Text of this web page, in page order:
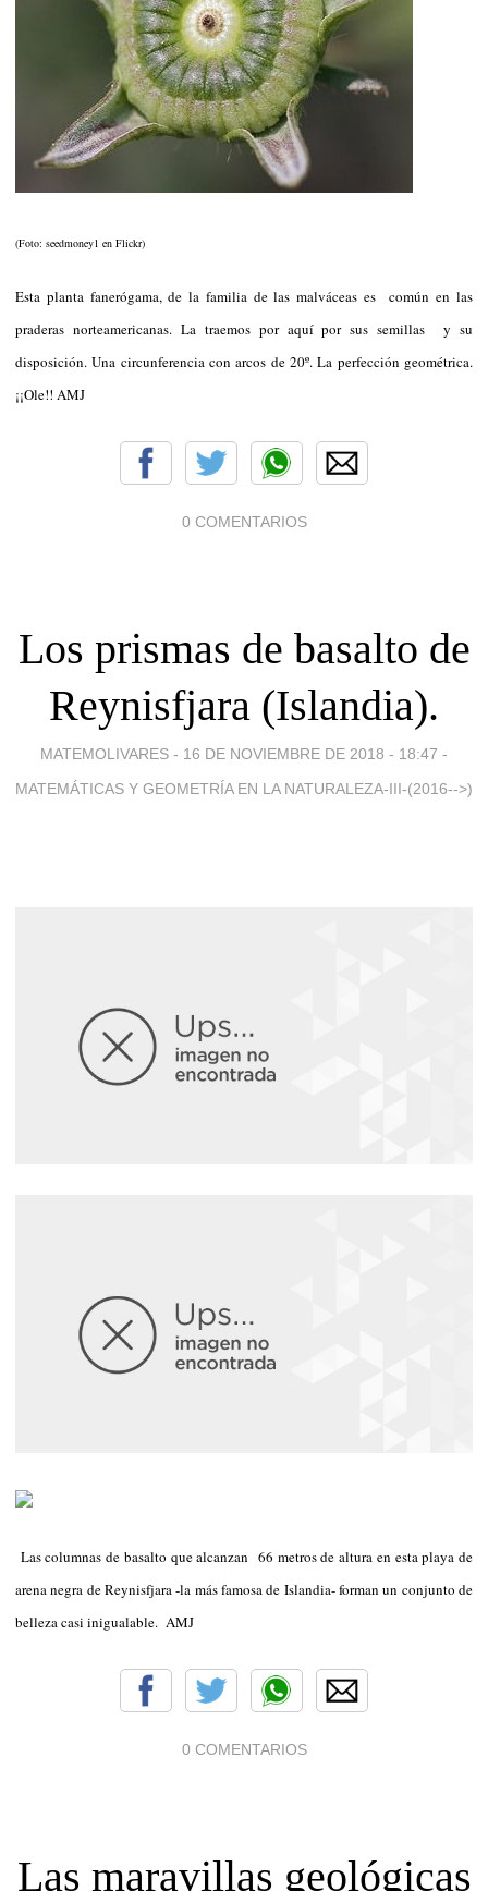
(Foto: seedmoney1 en Flickr)
Esta planta fanerógama, de la familia de las malváceas es común en las
praderas norteamericanas. La traemos por aquí por sus semillas y su
disposición. Una circunferencia con arcos de 20º. La perfección geométrica.
¡¡Ole!! AMJ
0 COMENTARIOS
Los prismas de basalto de
Reynisfjara (Islandia).
MATEMOLIVARES - 16 DE NOVIEMBRE DE 2018 - 18:47 -
MATEMÁTICAS Y GEOMETRÍA EN LA NATURALEZA-III-(2016-->)
Las columnas de basalto que alcanzan 66 metros de altura en esta playa de
arena negra de Reynisfjara -la más famosa de Islandia- forman un conjunto de
belleza casi inigualable. AMJ
0 COMENTARIOS
Las maravillas geológicas